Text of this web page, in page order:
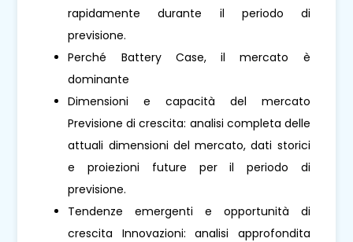
rapidamente durante il periodo di
previsione.
Perché Battery Case, il mercato è
dominante
Dimensioni e capacità del mercato
Previsione di crescita: analisi completa delle
attuali dimensioni del mercato, dati storici
e proiezioni future per il periodo di
previsione.
Tendenze emergenti e opportunità di
crescita Innovazioni: analisi approfondita